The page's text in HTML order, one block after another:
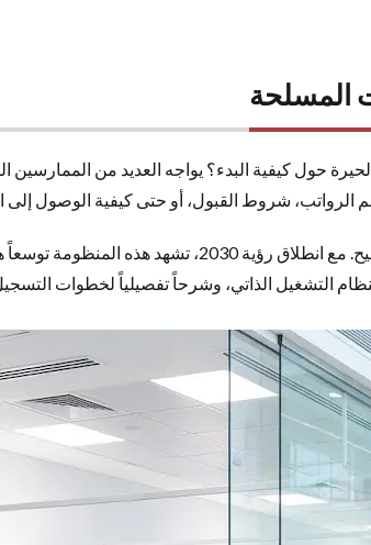
المسلحة
حول كيفية البدء؟ يواجه العديد من الممارسين
في هذا المقال، قمنا بجمع وتدقيق كافة المعلومات التي تحتاجها لتضع قدمك على
سنستعرض التخصصات المطلوبة لعام 2025، المزايا المالية لنظام التشغيل الذاتي، وشرحاً